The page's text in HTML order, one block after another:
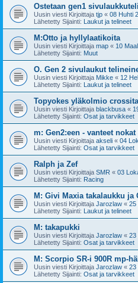
Ostetaan gen1
Uusin viesti Kirjoittaja tjp « 08 Huhti
Lähetetty Sijainti: Laukut ja telineet
M:Otto ja hyllylaatikoita
Uusin viesti Kirjoittaja map « 10
Lähetetty Sijainti: Muut
O. Gen 2 sivulaukut
Uusin viesti Kirjoittaja Mikke « 12
Lähetetty Sijainti: Laukut ja telineet
Topyokes yläkolmio
Uusin viesti Kirjoittaja blackbusa «
Lähetetty Sijainti: Osat ja tarvikkeet
m: Gen2:een - vanteet
Uusin viesti Kirjoittaja akseli « 04
Lähetetty Sijainti: Osat ja tarvikkeet
Ralph ja Zef
Uusin viesti Kirjoittaja SMR « 03
Lähetetty Sijainti: Racing
M: Givi Maxia takalaukku
Uusin viesti Kirjoittaja Jarozlaw « 25
Lähetetty Sijainti: Laukut ja telineet
M: takapukki
Uusin viesti Kirjoittaja Jarozlaw « 23
Lähetetty Sijainti: Osat ja tarvikkeet
M: Scorpio SR-i 900R mp-
Uusin viesti Kirjoittaja Jarozlaw « 23
Lähetetty Sijainti: Osat ja tarvikkeet